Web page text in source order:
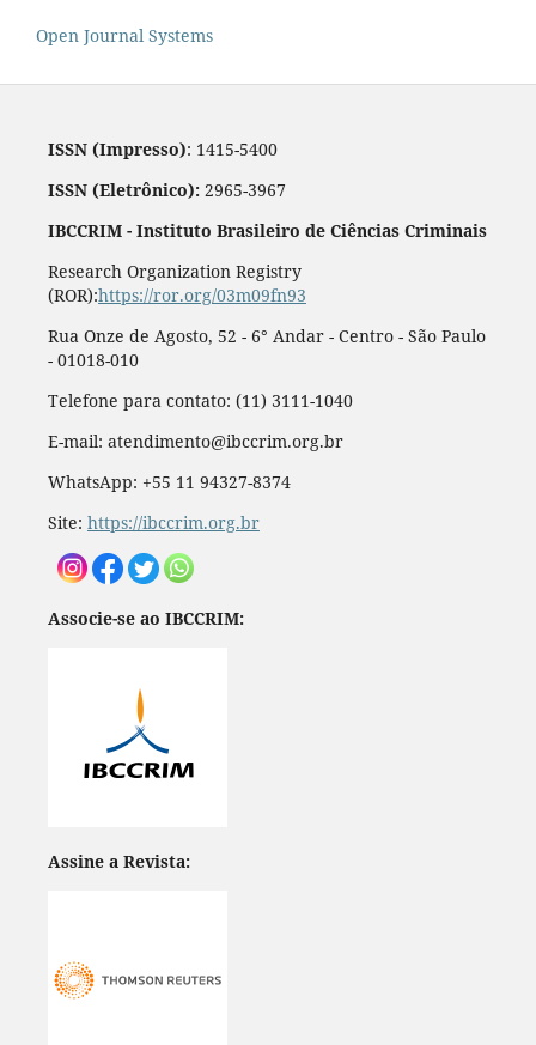
Open Journal Systems
ISSN (Impresso): 1415-5400
ISSN (Eletrônico): 2965-3967
IBCCRIM - Instituto Brasileiro de Ciências Criminais
Research Organization Registry
(ROR):https://ror.org/03m09fn93
Rua Onze de Agosto, 52 - 6° Andar - Centro - São Paulo
- 01018-010
Telefone para contato: (11) 3111-1040
E-mail: atendimento@ibccrim.org.br
WhatsApp: +55 11 94327-8374
Site: https://ibccrim.org.br
Associe-se ao IBCCRIM:
Assine a Revista: